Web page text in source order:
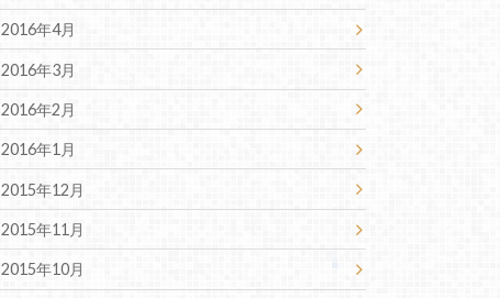
2016年4月
2016年3月
2016年2月
2016年1月
2015年12月
2015年11月
2015年10月